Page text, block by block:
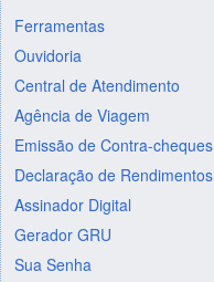
Ferramentas
Ouvidoria
Central de Atendimento
Agência de Viagem
Emissão de Contra-cheques
Declaração de Rendimentos
Assinador Digital
Gerador GRU
Sua Senha